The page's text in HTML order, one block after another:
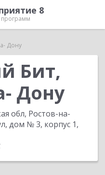
8
программ
Дону
Бит,
Дону
обл, Ростов-на-
дом № 3, корпус 1,